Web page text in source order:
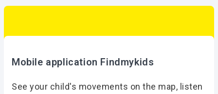
Mobile application Findmykids
See your child's movements on the map, listen